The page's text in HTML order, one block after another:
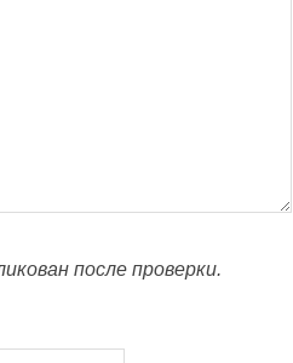
после проверки.